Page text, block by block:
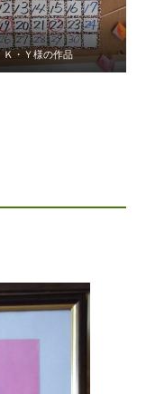
Ｋ・Ｙ様の作品